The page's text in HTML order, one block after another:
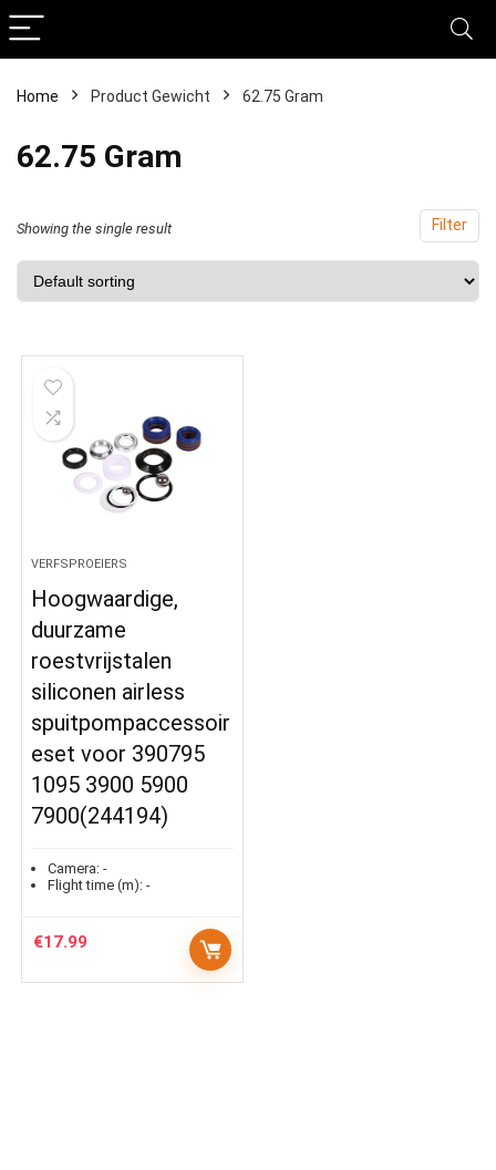
Home Product Gewicht ‎62.75 Gram
‎62.75 Gram
Filter
Showing the single result
VERFSPROEIERS
Hoogwaardige,
duurzame
roestvrijstalen
siliconen airless
spuitpompaccessoir
eset voor 390795
1095 3900 5900
7900(244194)
Camera: -
Flight time (m): -
€17.99